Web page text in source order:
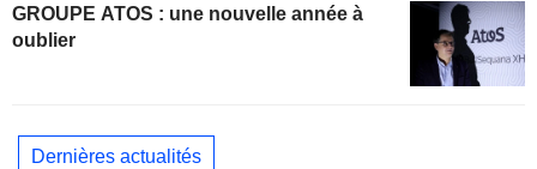
GROUPE ATOS : une nouvelle année à
oublier
Dernières actualités